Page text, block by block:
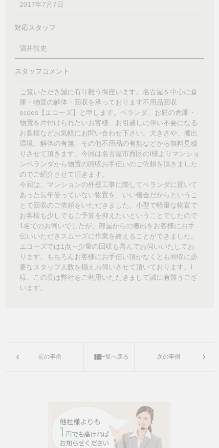
2017年7月7日
対応スタッフ
酒井龍史
スタッフコメント
ご覧いただき誠に有り難う御座います。名古屋を中心に倉
庫・物置の解体・回収を承っております不用品回収
ecoos【エコーズ】と申します。ベランダ、お庭の倉庫・
物置を片付けられたいお客様、お引越しに伴い不要になる
お客様などお気軽にお問い合わせ下さい。大きさや、搬出
環境、解体の有無、その他不用品の有無などから無料見積
りさせて頂きます。今回は名古屋市西区のI様よりマンショ
ンベランダから物置の回収お手伝いのご依頼を頂きました
のでご紹介させて頂きます。
今回は、マンションの外壁工事に際してベランダに置いて
あった長年使っていない物置を、いい機会だからというこ
とで回収のご依頼をいただきました。小型で軽量な物置で
お客様も少しでもご予算を抑えたいということでしたので
1名でのお伺いでしたが、部屋からの搬出をお客様にお手
伝いいただきスムーズに作業を終えることができました。
エコーズでは1点～少量の回収も喜んでお伺いいたしてお
ります。もちろんお客様にお手伝い頂かなくとも回収に必
要なスタッフ人数を揃えお伺いさせて頂いております。I
様、この度は弊社をご利用いただきまして誠に有難うござ
います。
前の事例 一覧へ戻る 次の事例